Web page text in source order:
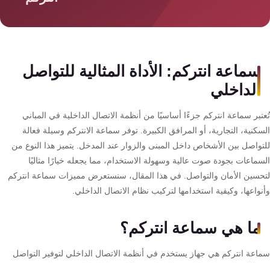
سماعة انتركم: الأداة المثالية للتواصل
الداخلي
سماعة انتركم جزءًا أساسيًا من أنظمة الاتصال الداخلية في المباني
التجارية، أو المرافق الكبيرة. توفر سماعة الانتركم وسيلة فعالة
بين الأشخاص داخل المبنى والزوار عند المدخل. يتميز هذا النوع من
بجودة صوت عالية وسهولة الاستخدام، مما يجعله خيارًا مثاليًا
الأمان والتواصل. في هذا المقال، سنستعرض مميزات سماعة انتركم
وكيفية استخدامها لتركيب نظام الاتصال الداخلي.
ما هي سماعة انتركم؟
انتركم هي جهاز يستخدم في أنظمة الاتصال الداخلي لتوفير التواصل
هوم
سيستم
أمنية
للشركات
والمصانع
جهاز
الحضور
والانصراف